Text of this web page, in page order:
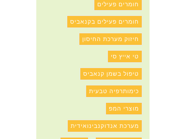
חומרים פעילים
חומרים פעילים בקנאביס
חיזוק מערכת החיסון
טי אייץ סי
טיפול בשמן קנאביס
כימותרפיה טבעית
מוצרי המפ
מערכת אנדוקנבינואידית